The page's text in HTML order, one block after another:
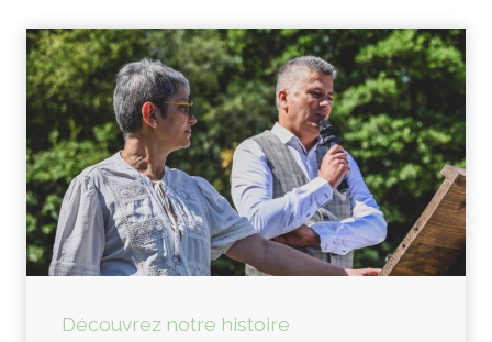
Découvrez notre histoire